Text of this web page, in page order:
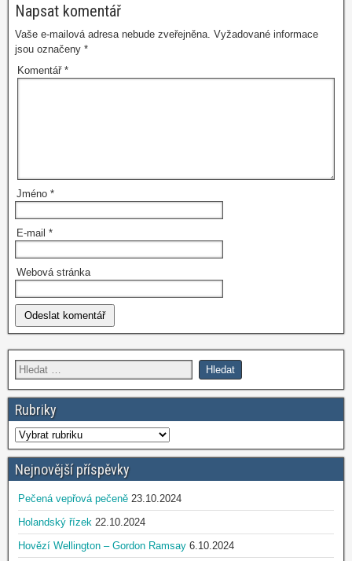
Napsat komentář
Vaše e-mailová adresa nebude zveřejněna. Vyžadované informace
jsou označeny *
Komentář *
Jméno *
E-mail *
Webová stránka
Rubriky
Nejnovější příspěvky
Pečená vepřová pečeně 23.10.2024
Holandský řízek 22.10.2024
Hovězí Wellington – Gordon Ramsay 6.10.2024